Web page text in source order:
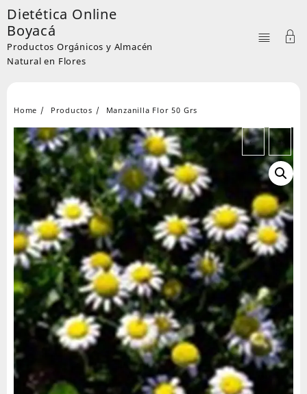
Skip
to
content
Dietética Online
Boyacá
Productos Orgánicos y Almacén
Natural en Flores
Home Productos Manzanilla Flor 50 Grs
← →